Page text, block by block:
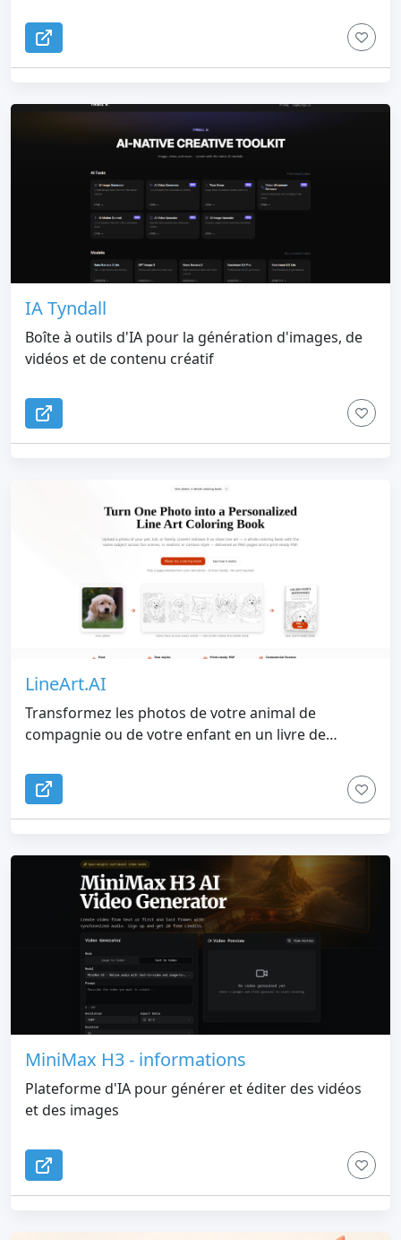
IA, un flux musical et des transitions.
IA Tyndall
Boîte à outils d'IA pour la génération d'images, de
vidéos et de contenu créatif
LineArt.AI
Transformez les photos de votre animal de
compagnie ou de votre enfant en un livre de
MiniMax H3 - informations
Plateforme d'IA pour générer et éditer des vidéos
et des images